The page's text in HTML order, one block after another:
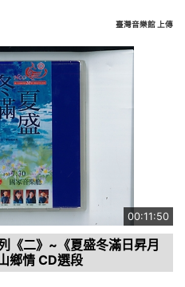
臺灣音樂館 上傳
00:11:50
《二》~《夏盛冬滿日昇月
鄉情 CD選段